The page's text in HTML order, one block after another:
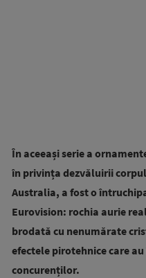
În aceeași serie a
în privința dezvăluirii
Australia, a fost o
Eurovision: rochia aurie
brodată cu nenumărate
efectele pirotehnice care
concurenților.